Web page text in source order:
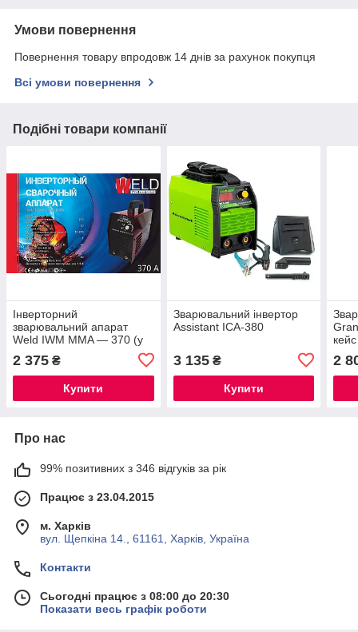
Умови повернення
Повернення товару впродовж 14 днів за рахунок покупця
Всі умови повернення
Подібні товари компанії
Інверторний
зварювальний апарат
Weld IWM MMA — 370 (у
2 375 ₴
Купити
Зварювальний інвертор
Assistant ІСА-380
3 135₴
Купити
2
Про нас
99% позитивних з 346 відгуків за рік
Працює з 23.04.2015
м. Харків
вул. Щепкіна 14., 61161, Харків, Україна
Контакти
Сьогодні працює з 08:00 до 20:30
Показати весь графік роботи